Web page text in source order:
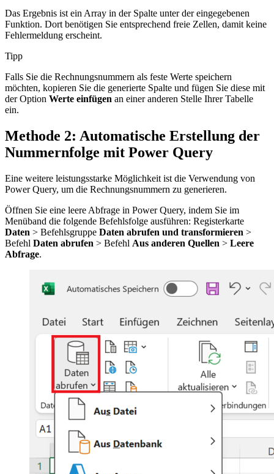
Das Ergebnis ist ein Array in der Spalte unter der eingegebenen
Funktion. Dort benötigen Sie entsprechend freie Zellen, damit keine
Fehlermeldung erscheint.
Tipp
Falls Sie die Rechnungsnummern als feste Werte speichern
möchten, kopieren Sie die generierte Spalte und fügen Sie diese mit
der Option Werte einfügen an einer anderen Stelle Ihrer Tabelle
ein.
Methode 2: Automatische Erstellung der
Nummernfolge mit Power Query
Eine weitere leistungsstarke Möglichkeit ist die Verwendung von
Power Query, um die Rechnungsnummern zu generieren.
Öffnen Sie eine leere Abfrage in Power Query, indem Sie im
Menüband die folgende Befehlsfolge ausführen: Registerkarte
Daten > Befehlsgruppe Daten abrufen und transformieren >
Befehl Daten abrufen > Befehl Aus anderen Quellen > Leere
Abfrage.